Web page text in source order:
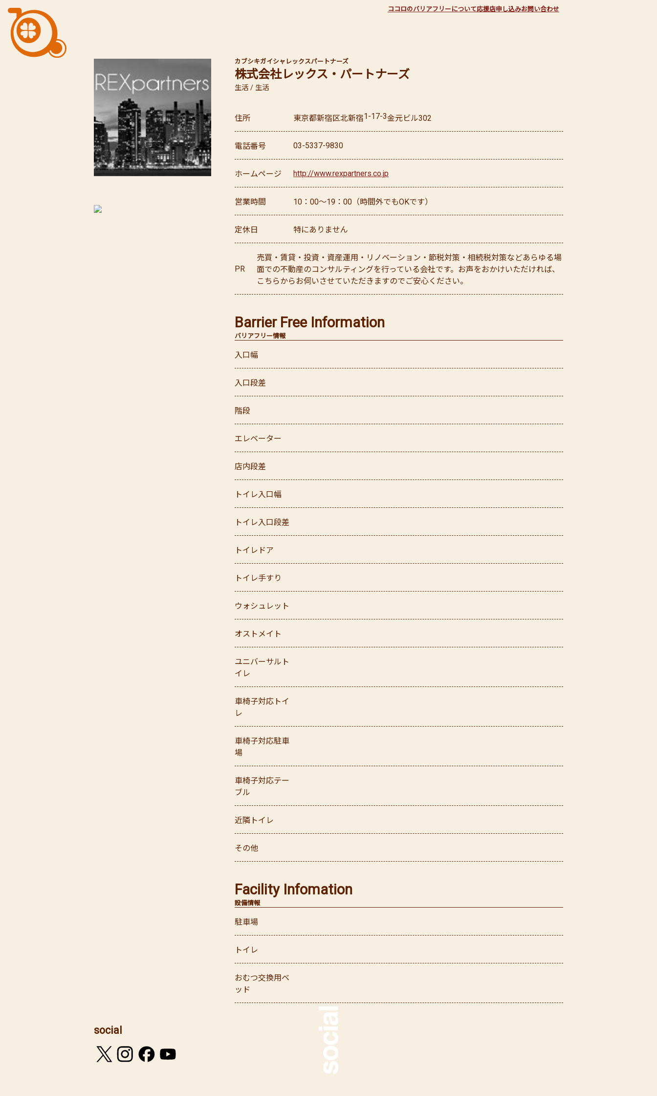
ココロのバリアフリーについて応援店申し込みお問い合わせ
株式会社レックス・パートナーズ
カブシキガイシャレックスパートナーズ
生活 / 生活
住所 東京都新宿区北新宿1-17-3金元ビル302
電話番号 03-5337-9830
ホームページ http://www.rexpartners.co.jp
営業時間 10：00～19：00（時間外でもOKです）
定休日 特にありません
PR
売買・賃貸・投資・資産運用・リノベーション・節税対策・相続税対策などあらゆる場
面での不動産のコンサルティングを行っている会社です。お声をおかけいただければ、
こちらからお伺いさせていただきますのでご安心ください。
バリアフリー情報
Barrier Free Information
入口幅
入口段差
階段
エレベーター
店内段差
トイレ入口幅
トイレ入口段差
トイレドア
トイレ手すり
ウォシュレット
オストメイト
ユニバーサルト
イレ
車椅子対応トイ
レ
車椅子対応駐車
場
車椅子対応テー
ブル
近隣トイレ
その他
設備情報
Facility Infomation
駐車場
トイレ
おむつ交換用ベ
ッド
social